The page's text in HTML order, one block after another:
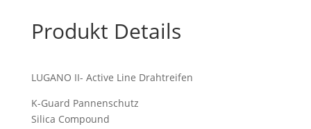
Produkt Details
LUGANO II- Active Line Drahtreifen
K-Guard Pannenschutz
Silica Compound